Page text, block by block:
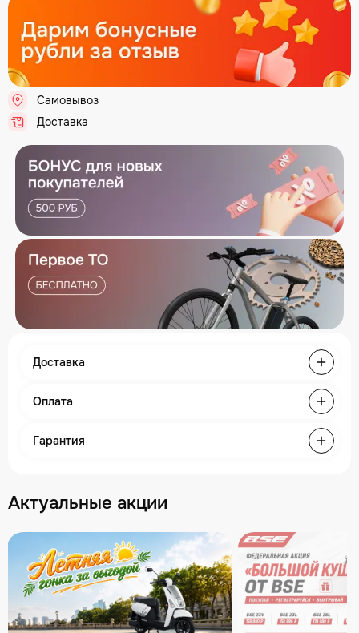
Самовывоз
Доставка
Доставка
Оплата
Гарантия
Актуальные акции